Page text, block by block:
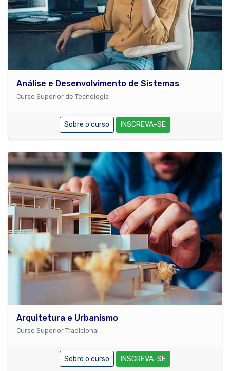
Análise e Desenvolvimento de Sistemas
Curso Superior de Tecnologia
Sobre o curso INSCREVA-SE
Arquitetura e Urbanismo
Curso Superior Tradicional
Sobre o curso INSCREVA-SE